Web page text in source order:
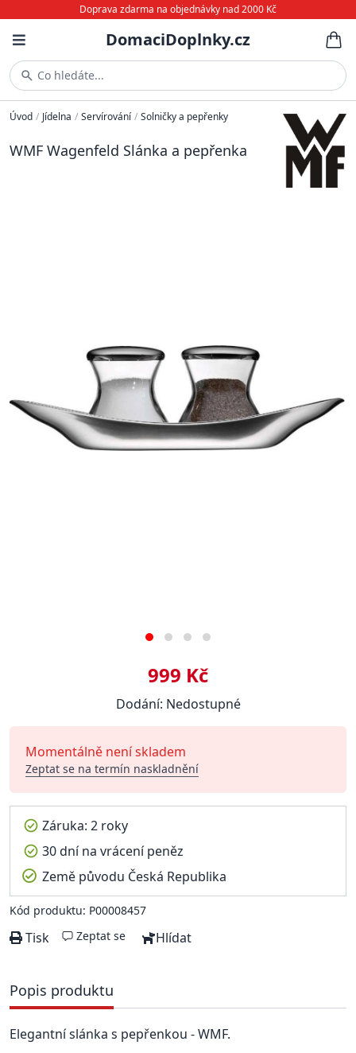
Doprava zdarma na objednávky nad 2000 Kč
DomaciDoplnky.cz
Co hledáte...
Úvod / Jídelna / Servírování / Solničky a pepřenky
WMF Wagenfeld Slánka a pepřenka
999 Kč
Dodání: Nedostupné
Momentálně není skladem
Zeptat se na termín naskladnění
Záruka: 2 roky
30 dní na vrácení peněz
Země původu Česká Republika
Kód produktu: P00008457
Tisk Zeptat se Hlídat
Popis produktu
Elegantní slánka s pepřenkou - WMF.